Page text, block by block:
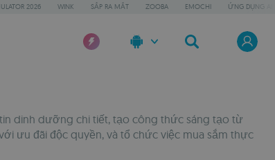
2026 WINK SẮP RA MẮT ZOOBA EMOCHI ỨNG DỤNG AI
dinh dưỡng chi tiết, tạo công thức sáng tạo từ
ưu đãi độc quyền, và tổ chức việc mua sắm thực